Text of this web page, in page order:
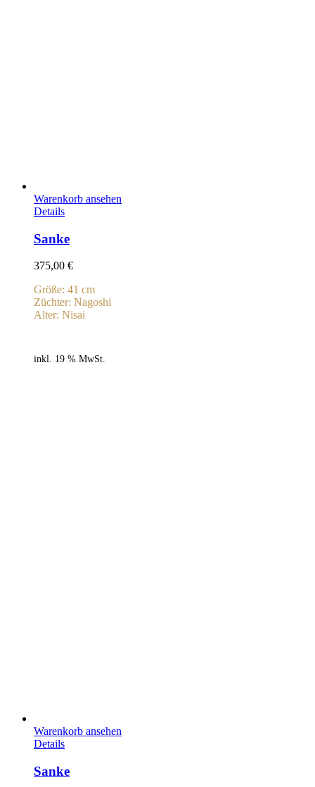
Warenkorb ansehen
Details
Sanke
375,00 €
Größe: 41 cm
Züchter: Nagoshi
Alter: Nisai
inkl. 19 % MwSt.
Warenkorb ansehen
Details
Sanke